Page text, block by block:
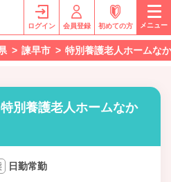
ログイン 会員登録 初めての方 メニュー
諫早市 特別養護老人ホームな
別養護老人ホームなか
日勤常勤